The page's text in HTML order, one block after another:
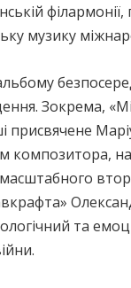
музику
Зокрема,
присвячене
та